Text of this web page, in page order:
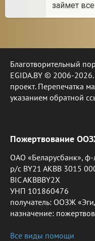
займет
Благотворительный
EGIDA.BY © 2006-
проект. Перепечатка
указанием обратной
Пожертвование
ОАО «Беларусбанк»,
р/с BY21 AKBB 3015
BIC AKBBBY2X
УНП 101860476
получатель: ООЗЖ
назначение:
Все виды помощи